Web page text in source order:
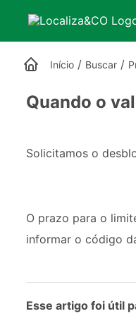
Início / Buscar /
Quando o
Solicitamos o
O prazo para o
informar o código
Esse artigo foi útil